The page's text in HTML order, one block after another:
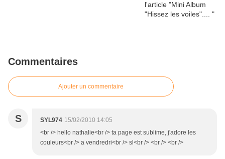
Commentaires
Ajouter un commentaire
S SYL974 15/02/2010 14:05
<br /> hello nathalie<br /> ta page est sublime, j'adore les
couleurs<br /> a vendredri<br /> sl<br /> <br /> <br />